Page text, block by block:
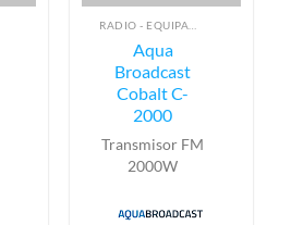
Aqua
Broadcast
Cobalt C-
2000
Transmisor FM
2000W